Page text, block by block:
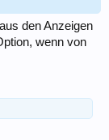
den Anzeigen
wenn von